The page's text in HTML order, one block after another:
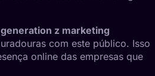
generation z marketing
com este público. Isso
online das empresas que